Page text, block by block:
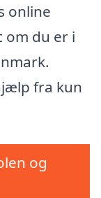
online
du er i
fra kun
og